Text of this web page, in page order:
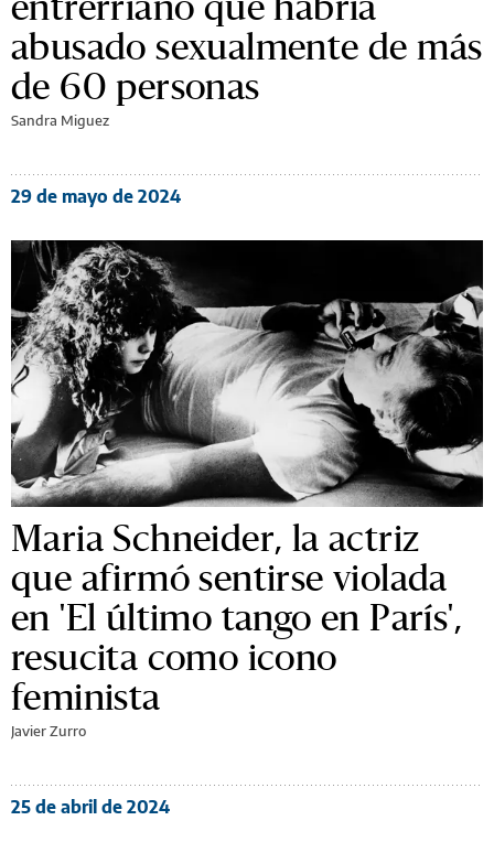
abusado sexualmente de más
de 60 personas
Sandra Miguez
29 de mayo de 2024
Maria Schneider, la actriz
que afirmó sentirse violada
en 'El último tango en París',
resucita como icono
feminista
Javier Zurro
25 de abril de 2024